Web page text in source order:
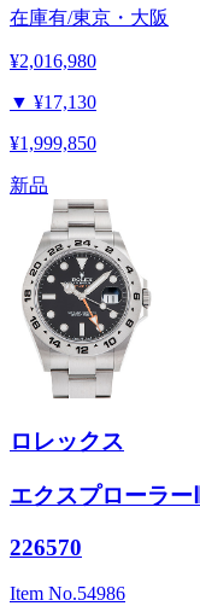
在庫有/東京・大阪
¥2,016,980
▼ ¥17,130
¥1,999,850
新品
ロレックス
エクスプローラーⅡ
226570
Item No.54986